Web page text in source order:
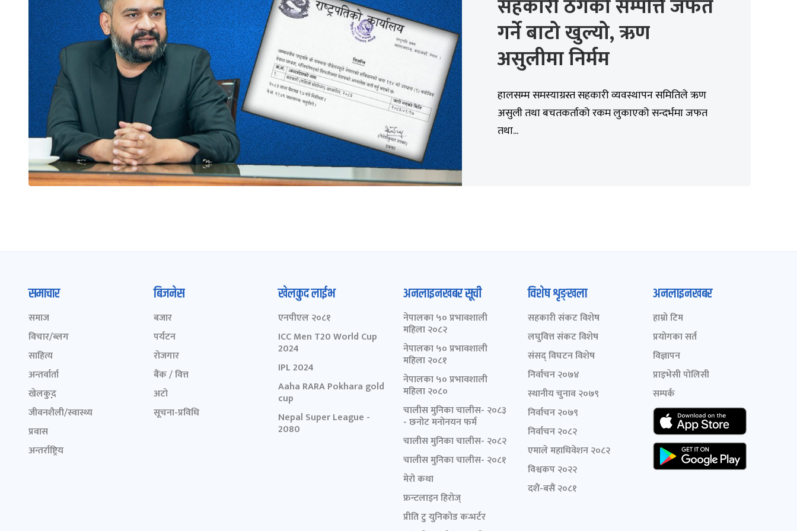
सहकारी ठगको सम्पत्ति जफत
गर्ने बाटो खुल्यो, ऋण
असुलीमा निर्मम
हालसम्म समस्याग्रस्त सहकारी व्यवस्थापन समितिले ऋण
असुली तथा बचतकर्ताको रकम लुकाएको सन्दर्भमा जफत
तथा...
समाचार
समाज
विचार/ब्लग
साहित्य
अन्तर्वार्ता
खेलकुद़़
जीवनशैली/स्वास्थ्य
प्रवास
अन्तर्राष्ट्रिय
बिजनेस
बजार
पर्यटन
रोजगार
बैंक / वित्त
अटो
सूचना-प्रविधि
खेलकुद लाईभ
एनपीएल २०८१
ICC Men T20 World Cup
2024
IPL 2024
Aaha RARA Pokhara gold
cup
Nepal Super League -
2080
अनलाइनखबर सूची
नेपालका ५० प्रभावशाली
महिला २०८२
नेपालका ५० प्रभावशाली
महिला २०८१
नेपालका ५० प्रभावशाली
महिला २०८०
चालीस मुनिका चालीस- २०८३
- छनोट मनोनयन फर्म
चालीस मुनिका चालीस- २०८२
चालीस मुनिका चालीस- २०८१
मेरो कथा
फ्रन्टलाइन हिरोज्
प्रीति टु युनिकोड कन्भर्टर
विशेष शृङ्खला
सहकारी संकट विशेष
लघुवित्त संकट विशेष
संसद् विघटन विशेष
निर्वाचन २०७४
स्थानीय चुनाव २०७९
निर्वाचन २०७९
निर्वाचन २०८२
एमाले महाधिवेशन २०८२
विश्वकप २०२२
दशैं-बसैं २०८१
अनलाइनखबर
हाम्रो टिम
प्रयोगका सर्त
विज्ञापन
प्राइभेसी पोलिसी
सम्पर्क